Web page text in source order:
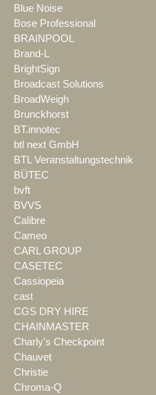
Blue Noise
Bose Professional
BRAINPOOL
Brand-L
BrightSign
Broadcast Solutions
BroadWeigh
Brunckhorst
BT.innotec
btl next GmbH
BTL Veranstaltungstechnik
BÜTEC
bvft
BVVS
Calibre
Cameo
CARL GROUP
CASETEC
Cassiopeia
cast
CGS DRY HIRE
CHAINMASTER
Charly's Checkpoint
Chauvet
Christie
Chroma-Q